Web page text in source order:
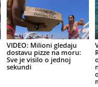
VIDEO: Milioni gledaju
dostavu pizze na moru:
Sve je visilo o jednoj
sekundi